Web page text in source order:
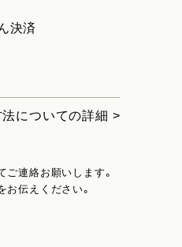
決済
についての詳細 >
連絡お願いします。
お伝えください。